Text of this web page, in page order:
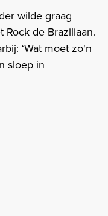
wilde graag
de Braziliaan.
‘Wat moet zo'n
sloep in